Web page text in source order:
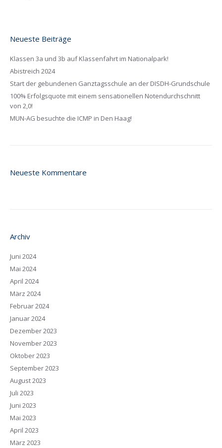
Neueste Beiträge
Klassen 3a und 3b auf Klassenfahrt im Nationalpark!
Abistreich 2024
Start der gebundenen Ganztagsschule an der DISDH-Grundschule
100% Erfolgsquote mit einem sensationellen Notendurchschnitt
von 2,0!
MUN-AG besuchte die ICMP in Den Haag!
Neueste Kommentare
Archiv
Juni 2024
Mai 2024
April 2024
März 2024
Februar 2024
Januar 2024
Dezember 2023
November 2023
Oktober 2023
September 2023
August 2023
Juli 2023
Juni 2023
Mai 2023
April 2023
März 2023